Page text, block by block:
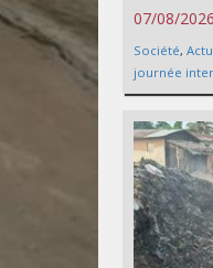
07/08/
Société,
journée